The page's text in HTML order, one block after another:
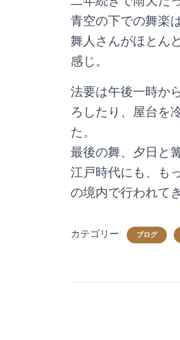
青空の下での舞楽
舞人さんがほとん
感じ。
法要は午後一時か
ろしたり、屋台を
た。
最後の舞、夕日と
江戸時代にも、も
の境内で行われて
カテゴリー: ブログ